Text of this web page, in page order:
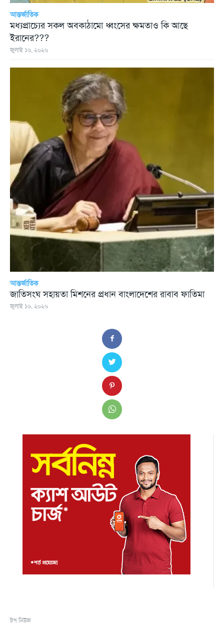
টপ নিউজ
আন্তর্জাতিক
মধ্যপ্রাচ্যের সকল অবকাঠামো ধ্বংসের ক্ষমতাও কি আছে
ইরানের???
জুলাই ১৬, ২০২৬
আন্তর্জাতিক
জাতিসংঘ সহায়তা মিশনের প্রধান বাংলাদেশের রাবাব ফাতিমা
জুলাই ১৬, ২০২৬